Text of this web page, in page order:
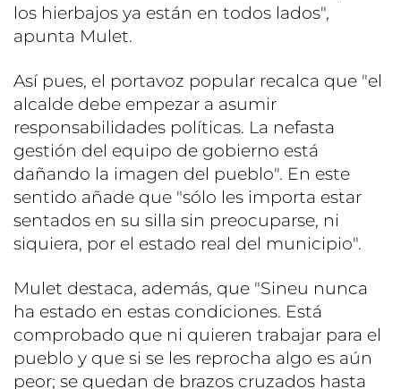
los hierbajos ya están en todos lados",
apunta Mulet.
Así pues, el portavoz popular recalca que "el
alcalde debe empezar a asumir
responsabilidades políticas. La nefasta
gestión del equipo de gobierno está
dañando la imagen del pueblo". En este
sentido añade que "sólo les importa estar
sentados en su silla sin preocuparse, ni
siquiera, por el estado real del municipio".
Mulet destaca, además, que "Sineu nunca
ha estado en estas condiciones. Está
comprobado que ni quieren trabajar para el
pueblo y que si se les reprocha algo es aún
peor; se quedan de brazos cruzados hasta